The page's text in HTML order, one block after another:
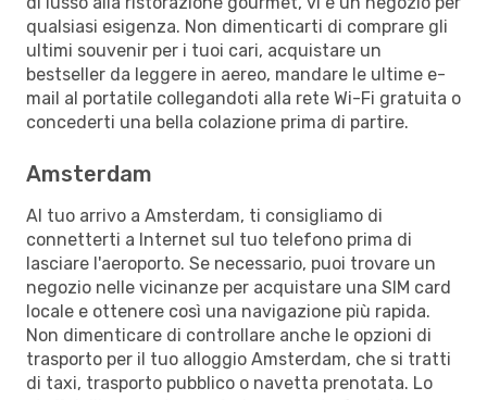
qualsiasi esigenza. Non dimenticarti di comprare gli
ultimi souvenir per i tuoi cari, acquistare un
bestseller da leggere in aereo, mandare le ultime e-
mail al portatile collegandoti alla rete Wi-Fi gratuita o
concederti una bella colazione prima di partire.
Amsterdam
Al tuo arrivo a Amsterdam, ti consigliamo di
connetterti a Internet sul tuo telefono prima di
lasciare l'aeroporto. Se necessario, puoi trovare un
negozio nelle vicinanze per acquistare una SIM card
locale e ottenere così una navigazione più rapida.
Non dimenticare di controllare anche le opzioni di
trasporto per il tuo alloggio Amsterdam, che si tratti
di taxi, trasporto pubblico o navetta prenotata. Lo